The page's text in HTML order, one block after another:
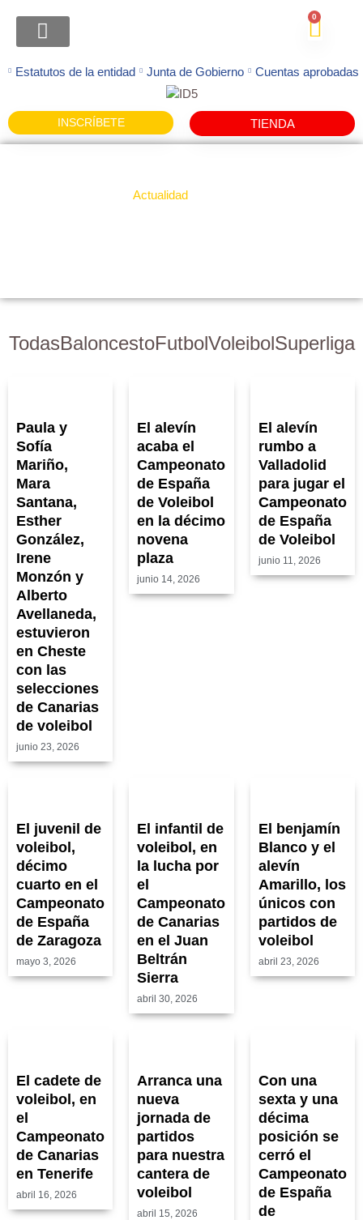
0
Estatutos de la entidad Junta de Gobierno Cuentas aprobadas
INSCRÍBETE TIENDA
Actualidad
TodasBaloncestoFutbolVoleibolSuperliga
Paula y
Sofía
Mariño,
Mara
Santana,
Esther
González,
Irene
Monzón y
Alberto
Avellaneda,
estuvieron
en Cheste
con las
selecciones
de Canarias
de voleibol
junio 23, 2026
El alevín
acaba el
Campeonato
de España
de Voleibol
en la décimo
novena
plaza
junio 14, 2026
El alevín
rumbo a
Valladolid
para jugar el
Campeonato
de España
de Voleibol
junio 11, 2026
El juvenil de
voleibol,
décimo
cuarto en el
Campeonato
de España
de Zaragoza
mayo 3, 2026
El infantil de
voleibol, en
la lucha por
el
Campeonato
de Canarias
en el Juan
Beltrán
Sierra
abril 30, 2026
El benjamín
Blanco y el
alevín
Amarillo, los
únicos con
partidos de
voleibol
abril 23, 2026
El cadete de
voleibol, en
el
Campeonato
de Canarias
en Tenerife
abril 16, 2026
Arranca una
nueva
jornada de
partidos
para nuestra
cantera de
voleibol
abril 15, 2026
Con una
sexta y una
décima
posición se
cerró el
Campeonato
de España
de